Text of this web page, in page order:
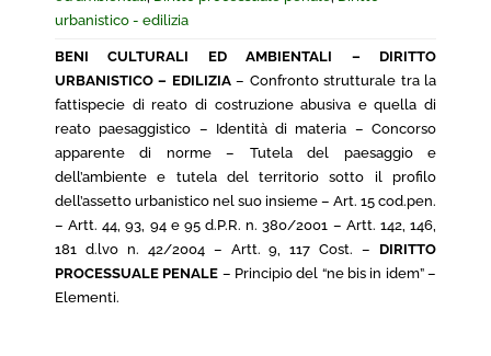
urbanistico - edilizia
BENI CULTURALI ED AMBIENTALI – DIRITTO
URBANISTICO – EDILIZIA– Confronto strutturale tra la
fattispecie di reato di costruzione abusiva e quella di
reato paesaggistico – Identità di materia – Concorso
apparente di norme – Tutela del paesaggio e
dell’ambiente e tutela del territorio sotto il profilo
dell’assetto urbanistico nel suo insieme – Art. 15 cod.pen.
– Artt. 44, 93, 94 e 95 d.P.R. n. 380/2001 – Artt. 142, 146,
181 d.lvo n. 42/2004 – Artt. 9, 117 Cost. – DIRITTO
PROCESSUALE PENALE – Principio del “ne bis in idem” –
Elementi.